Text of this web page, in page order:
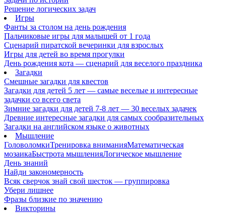
Решение логических задач
Игры
Фанты за столом на день рождения
Пальчиковые игры для малышей от 1 года
Сценарий пиратской вечеринки для взрослых
Игры для детей во время прогулки
День рождения кота — сценарий для веселого праздника
Загадки
Смешные загадки для квестов
Загадки для детей 5 лет — самые веселые и интересные
задачки со всего света
Зимние загадки для детей 7-8 лет — 30 веселых задачек
Древние интересные загадки для самых сообразительных
Загадки на английском языке о животных
Мышление
ГоловоломкиТренировка вниманияМатематическая
мозаикаБыстрота мышленияЛогическое мышление
День знаний
Найди закономерность
Всяк сверчок знай свой шесток — группировка
Убери лишнее
Фразы близкие по значению
Викторины